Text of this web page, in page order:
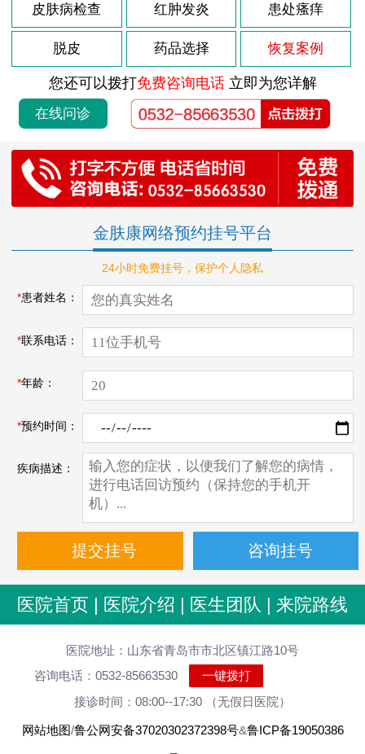
皮肤病检查 红肿发炎 患处瘙痒
脱皮 药品选择 恢复案例
您还可以拨打免费咨询电话立即为您详解
在线问诊
金肤康网络预约挂号平台
24小时免费挂号，保护个人隐私
*患者姓名：
*联系电话：
*年龄：
*预约时间：
疾病描述：
医院首页 | 医院介绍 | 医生团队 | 来院路线
医院地址：山东省青岛市市北区镇江路10号
咨询电话：0532-85663530
一键拨打
接诊时间：08:00--17:30 （无假日医院）
网站地图/鲁公网安备37020302372398号&鲁ICP备19050386